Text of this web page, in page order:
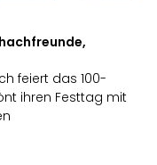
feiert das 100-
ihren Festtag mit